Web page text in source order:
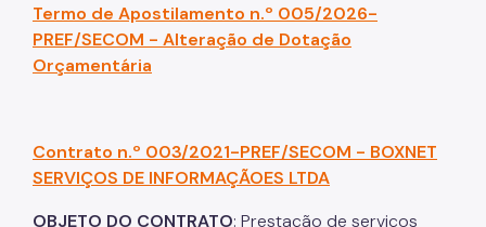
Termo de Apostilamento n.º 005/2026-
PREF/SECOM - Alteração de Dotação
Orçamentária
Contrato n.º 003/2021-PREF/SECOM - BOXNET
SERVIÇOS DE INFORMAÇÃOES LTDA
OBJETO DO CONTRATO: Prestação de serviços